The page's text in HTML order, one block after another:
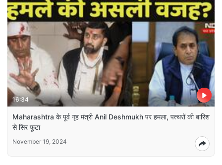
16:34
Maharashtra के पूर्व गृह मंत्री Anil Deshmukh पर हमला, पत्थरों की बारिश
से सिर फूटा
November 19, 2024